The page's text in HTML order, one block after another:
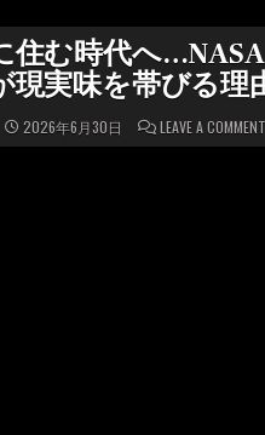
住む時代へ
現実味を帯びる理
2026年6月30日 LEAVE A COMMENT